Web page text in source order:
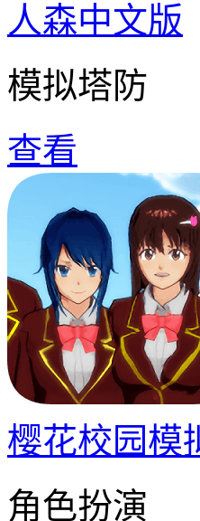
人森中文版
模拟塔防
查看
樱花校园模
角色扮演